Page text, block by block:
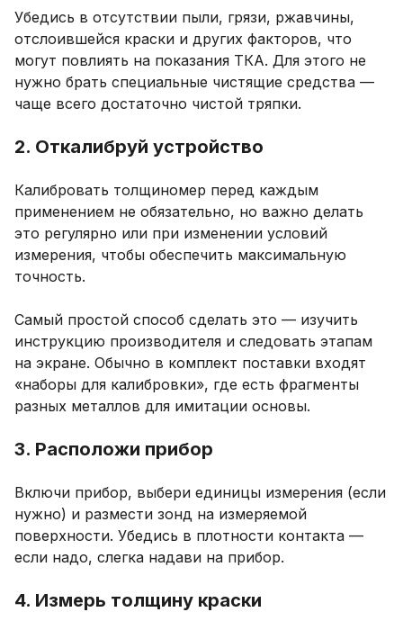
Убедись в отсутствии пыли, грязи, ржавчины,
отслоившейся краски и других факторов, что
могут повлиять на показания ТКА. Для этого не
нужно брать специальные чистящие средства —
чаще всего достаточно чистой тряпки.
2. Откалибруй устройство
Калибровать толщиномер перед каждым
применением не обязательно, но важно делать
это регулярно или при изменении условий
измерения, чтобы обеспечить максимальную
точность.
Самый простой способ сделать это — изучить
инструкцию производителя и следовать этапам
на экране. Обычно в комплект поставки входят
«наборы для калибровки», где есть фрагменты
разных металлов для имитации основы.
3. Расположи прибор
Включи прибор, выбери единицы измерения (если
нужно) и размести зонд на измеряемой
поверхности. Убедись в плотности контакта —
если надо, слегка надави на прибор.
4. Измерь толщину краски